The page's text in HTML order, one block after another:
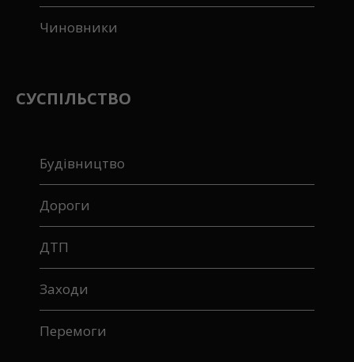
Чиновники
СУСПІЛЬСТВО
Будівництво
Дороги
ДТП
Заходи
Перемоги